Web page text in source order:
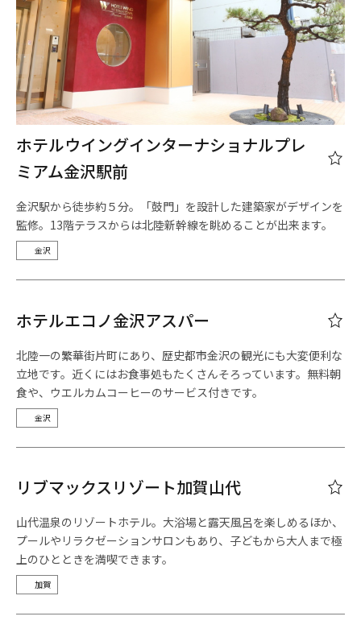
ホテルウイングインターナショナルプレ
ミアム金沢駅前
金沢駅から徒歩約５分。「鼓門」を設計した建築家がデザインを
監修。13階テラスからは北陸新幹線を眺めることが出来ます。
金沢
ホテルエコノ金沢アスパー
北陸一の繁華街片町にあり、歴史都市金沢の観光にも大変便利な
立地です。近くにはお食事処もたくさんそろっています。無料朝
食や、ウエルカムコーヒーのサービス付きです。
金沢
リブマックスリゾート加賀山代
山代温泉のリゾートホテル。大浴場と露天風呂を楽しめるほか、
プールやリラクゼーションサロンもあり、子どもから大人まで極
上のひとときを満喫できます。
加賀